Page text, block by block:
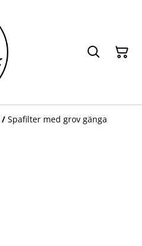
/ Spafilter med grov gänga